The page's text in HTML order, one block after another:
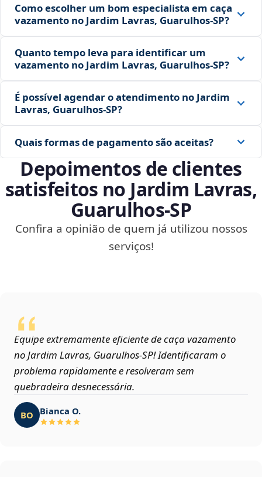
Como escolher um bom especialista em caça
vazamento no Jardim Lavras, Guarulhos‑SP?
Quanto tempo leva para identificar um
vazamento no Jardim Lavras, Guarulhos‑SP?
É possível agendar o atendimento no Jardim
Lavras, Guarulhos‑SP?
Quais formas de pagamento são aceitas?
Depoimentos de clientes
satisfeitos no Jardim Lavras,
Guarulhos‑SP
Confira a opinião de quem já utilizou nossos
serviços!
Equipe extremamente eficiente de caça vazamento
no Jardim Lavras, Guarulhos‑SP! Identificaram o
problema rapidamente e resolveram sem
quebradeira desnecessária.
BO Bianca O.